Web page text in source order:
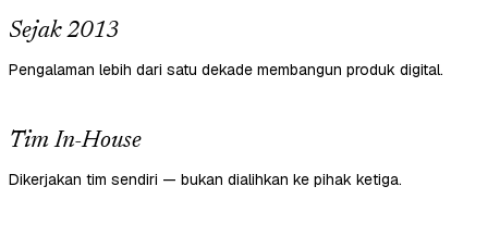
Sejak 2013
Pengalaman lebih dari satu dekade membangun produk digital.
Tim In-House
Dikerjakan tim sendiri — bukan dialihkan ke pihak ketiga.